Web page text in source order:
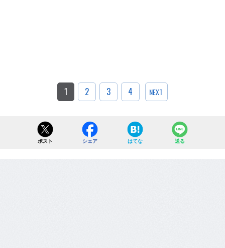
1 2 3 4 NEXT
ポスト シェア はてな 送る